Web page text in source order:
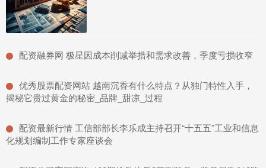
​配资融券网 极星因成本削减举措和需求改善，季度亏损收窄
​优秀股票配资网站 越南沉香有什么特点？从独门特性入手，
揭秘它贵过黄金的秘密_品牌_甜凉_过程
​配资最新行情 工信部部长李乐成主持召开“十五五”工业和信息
化规划编制工作专家座谈会